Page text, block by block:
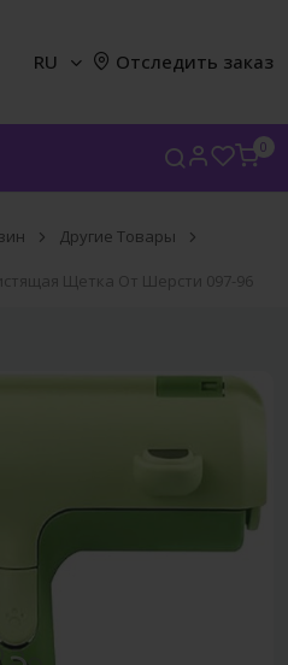
0
RU Отследить заказ
Другие Товары
Щетка От Шерсти 097-96